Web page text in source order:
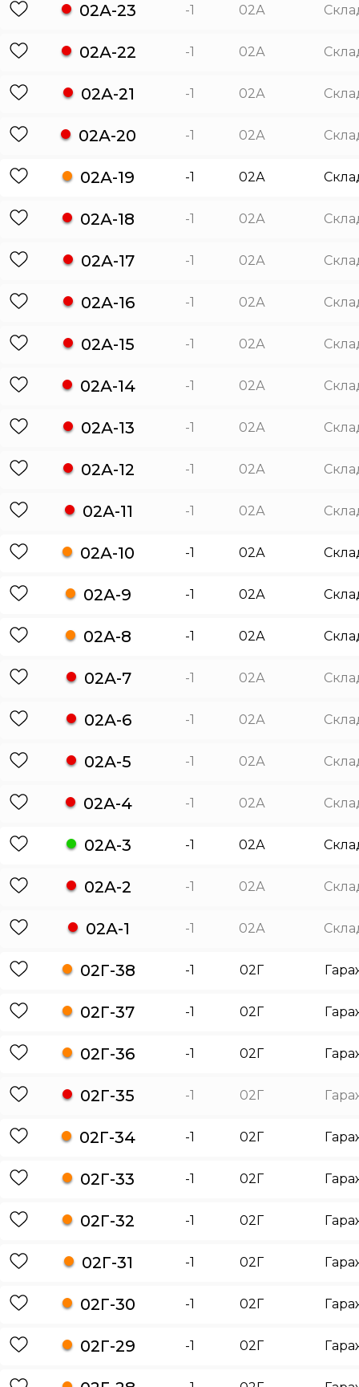
02А-23 -1 02А
02А-22 -1 02А
02А-21 -1 02А
02А-20 -1 02А
02А-19 -1 02А
02А-18 -1 02А
02А-17 -1 02А
02А-16 -1 02А
02А-15 -1 02А
02А-14 -1 02А
02А-13 -1 02А
02А-12 -1 02А
02А-11 -1 02А
02А-10 -1 02А
02А-9 -1 02А
02А-8 -1 02А
02А-7 -1 02А
02А-6 -1 02А
02А-5 -1 02А
02А-4 -1 02А
02А-3 -1 02А
02А-2 -1 02А
02А-1 -1 02А
02Г-38 -1 02Г
02Г-37 -1 02Г
02Г-36 -1 02Г
02Г-35 -1 02Г
02Г-34 -1 02Г
02Г-33 -1 02Г
02Г-32 -1 02Г
02Г-31 -1 02Г
02Г-30 -1 02Г
02Г-29 -1 02Г